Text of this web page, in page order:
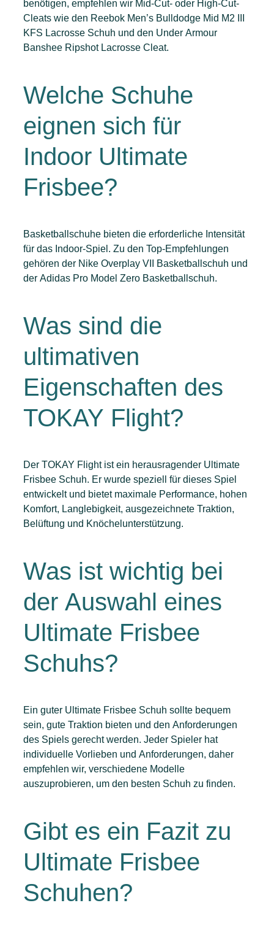
benötigen, empfehlen wir Mid-Cut- oder High-Cut-
Cleats wie den Reebok Men’s Bulldodge Mid M2 III
KFS Lacrosse Schuh und den Under Armour
Banshee Ripshot Lacrosse Cleat.
Welche Schuhe
eignen sich für
Indoor Ultimate
Frisbee?
Basketballschuhe bieten die erforderliche Intensität
für das Indoor-Spiel. Zu den Top-Empfehlungen
gehören der Nike Overplay VII Basketballschuh und
der Adidas Pro Model Zero Basketballschuh.
Was sind die
ultimativen
Eigenschaften des
TOKAY Flight?
Der TOKAY Flight ist ein herausragender Ultimate
Frisbee Schuh. Er wurde speziell für dieses Spiel
entwickelt und bietet maximale Performance, hohen
Komfort, Langlebigkeit, ausgezeichnete Traktion,
Belüftung und Knöchelunterstützung.
Was ist wichtig bei
der Auswahl eines
Ultimate Frisbee
Schuhs?
Ein guter Ultimate Frisbee Schuh sollte bequem
sein, gute Traktion bieten und den Anforderungen
des Spiels gerecht werden. Jeder Spieler hat
individuelle Vorlieben und Anforderungen, daher
empfehlen wir, verschiedene Modelle
auszuprobieren, um den besten Schuh zu finden.
Gibt es ein Fazit zu
Ultimate Frisbee
Schuhen?